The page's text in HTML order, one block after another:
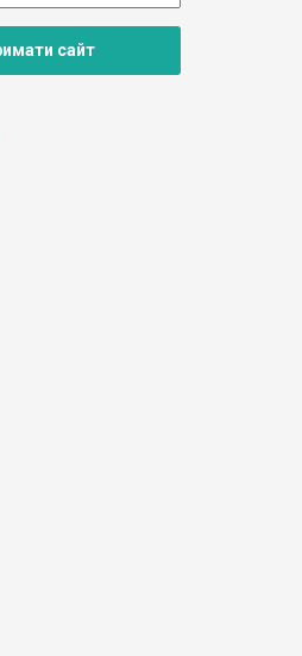
сайт